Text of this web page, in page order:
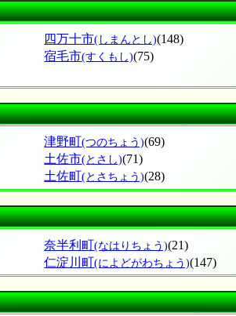
四万十市(しまんとし)(148)
宿毛市(すくもし)(75)
津野町(つのちょう)(69)
土佐市(とさし)(71)
土佐町(とさちょう)(28)
奈半利町(なはりちょう)(21)
仁淀川町(によどがわちょう)(147)